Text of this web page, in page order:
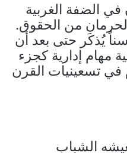
الضفة الغربية
من الحقوق.
يُذكَر حتى بعد أن
مهام إدارية كجزء
في تسعينيات القرن
الشباب